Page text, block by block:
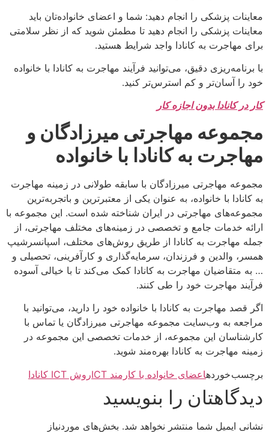
معاینات پزشکی را انجام دهید: شما و اعضای خانواده‌تان باید
معاینات پزشکی را انجام دهید تا مطمئن شوید که از نظر سلامتی
برای مهاجرت به کانادا واجد شرایط هستید.
با برنامه‌ریزی دقیق، می‌توانید فرآیند مهاجرت به کانادا با خانواده
خود را آسان‌تر و کم استرس‌تر کنید.
کار در کانادا بدون اجازه کار
مجموعه مهاجرتی میرزادگان و
مهاجرت به کانادا با خانواده
مجموعه مهاجرتی میرزادگان با سابقه طولانی در زمینه مهاجرت
به کانادا با خانواده، به عنوان یکی از معتبرترین و باتجربه‌ترین
مجموعه‌های مهاجرتی در ایران شناخته شده است. این مجموعه با
ارائه خدمات جامع و تخصصی در زمینه‌های مختلف مهاجرتی، از
جمله مهاجرت به کانادا از طریق روش‌های مختلف، اسپانسرشیپ
همسر، والدین و فرزندان، سرمایه‌گذاری و کارآفرینی، تحصیلی و
… به متقاضیان مهاجرت به کانادا کمک می‌کند تا با خیالی آسوده
فرآیند مهاجرت خود را طی کنند.
اگر قصد مهاجرت به کانادا با خانواده خود را دارید، می‌توانید با
مراجعه به وب‌سایت مجموعه مهاجرتی میرزادگان یا تماس با
کارشناسان این مجموعه، از خدمات تخصصی این مجموعه در
زمینه مهاجرت به کانادا بهره‌مند شوید.
برچسب خوردهاعضای خانواده با کارمند ICT روش ICT کانادا
دیدگاهتان را بنویسید
نشانی ایمیل شما منتشر نخواهد شد. بخش‌های موردنیاز